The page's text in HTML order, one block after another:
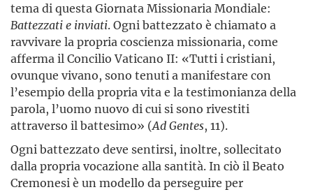
tema di questa Giornata Missionaria Mondiale:
Battezzati e inviati. Ogni battezzato è chiamato a
ravvivare la propria coscienza missionaria, come
afferma il Concilio Vaticano II: «Tutti i cristiani,
ovunque vivano, sono tenuti a manifestare con
l’esempio della propria vita e la testimonianza della
parola, l’uomo nuovo di cui si sono rivestiti
attraverso il battesimo» (Ad Gentes, 11).
Ogni battezzato deve sentirsi, inoltre, sollecitato
dalla propria vocazione alla santità. In ciò il Beato
Cremonesi è un modello da perseguire per